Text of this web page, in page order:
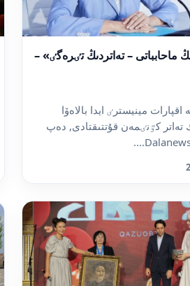
ماحابباتى – تەاتردىڭ تٸرەگٸ» –
مينيسترٸ ايدا بالاەۆا
تەاتر كٷنٸمەن قۇتتىقتادى, دەپ